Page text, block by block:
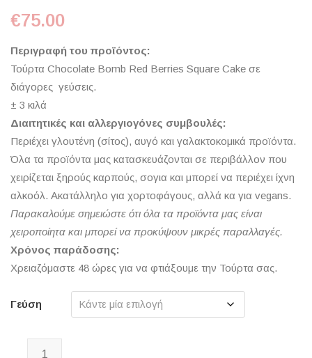
€75.00
Περιγραφή του προϊόντος:
Τούρτα Chocolate Bomb Red Berries Square Cake σε
διάγορες γεύσεις.
± 3 κιλά
Διαιτητικές και αλλεργιογόνες συμβουλές:
Περιέχει γλουτένη (σίτος), αυγό και γαλακτοκομικά προϊόντα.
Όλα τα προϊόντα μας κατασκευάζονται σε περιβάλλον που
χειρίζεται ξηρούς καρπούς, σογια και μπορεί να περιέχει ίχνη
αλκοόλ. Ακατάλληλο για χορτοφάγους, αλλά κα για vegans.
Παρακαλούμε σημειώστε ότι όλα τα προϊόντα μας είναι
χειροποίητα και μπορεί να προκύψουν μικρές παραλλαγές.
Χρόνος παράδοσης:
Χρειαζόμαστε 48 ώρες για να φτιάξουμε την Τούρτα σας.
Γεύση